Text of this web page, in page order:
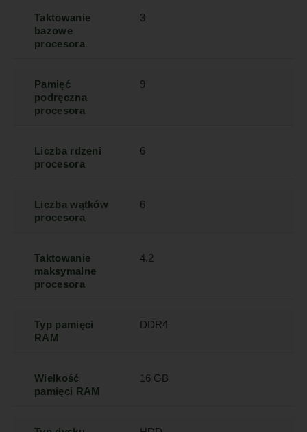
Taktowanie
bazowe
procesora
3
Pamięć
podręczna
procesora
9
Liczba rdzeni
procesora
6
Liczba wątków
procesora
6
Taktowanie
maksymalne
procesora
4.2
Typ pamięci
RAM
DDR4
Wielkość
pamięci RAM
16 GB